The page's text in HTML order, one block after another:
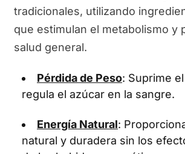
tradicionales, utilizando
que estimulan el metabolismo y
salud general.
Pérdida de Peso: Suprime
regula el azúcar en la sangre.
Energía Natural:
natural y duradera sin los